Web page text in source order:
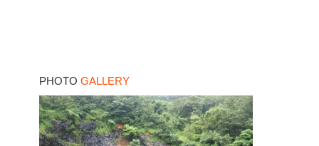
PHOTO GALLERY